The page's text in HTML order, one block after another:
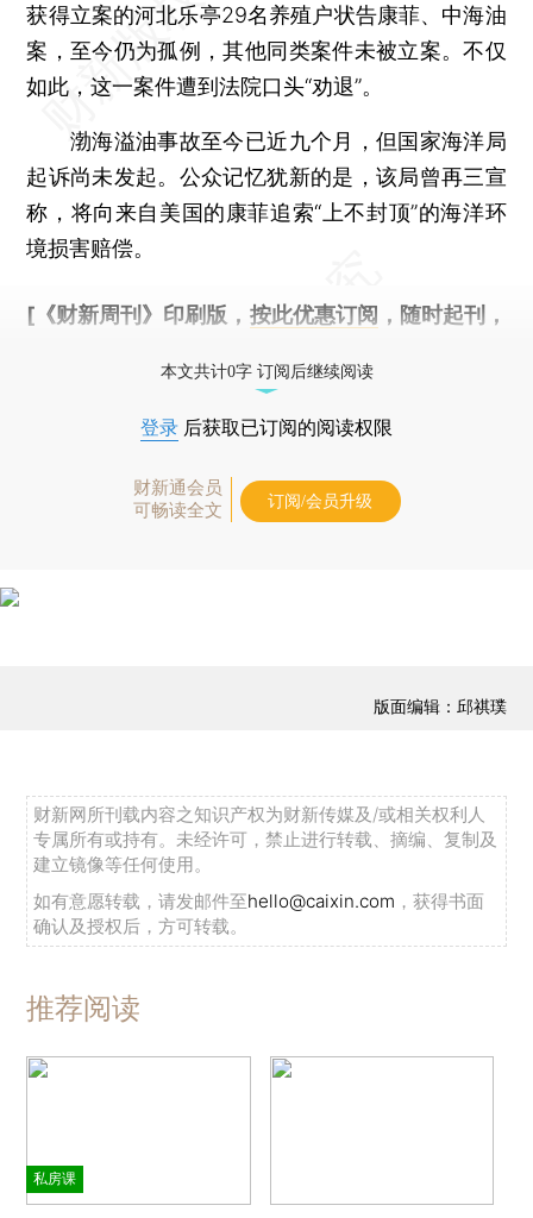
获得立案的河北乐亭29名养殖户状告康菲、中海油
案，至今仍为孤例，其他同类案件未被立案。不仅
如此，这一案件遭到法院口头“劝退”。
渤海溢油事故至今已近九个月，但国家海洋局
起诉尚未发起。公众记忆犹新的是，该局曾再三宣
称，将向来自美国的康菲追索“上不封顶”的海洋环
境损害赔偿。
[《财新周刊》印刷版， 按此优惠订阅 ，随时起刊，
本文共计0字 订阅后继续阅读
登录 后获取已订阅的阅读权限
财新通会员
可畅读全文
订阅/会员升级
版面编辑：邱祺璞
财新网所刊载内容之知识产权为财新传媒及/或相关权利人
专属所有或持有。未经许可，禁止进行转载、摘编、复制及
建立镜像等任何使用。
如有意愿转载，请发邮件至hello@caixin.com ，获得书面
确认及授权后，方可转载。
推荐阅读
私房课